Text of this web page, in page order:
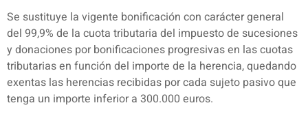
Se sustituye la vigente bonificación con carácter general
del 99,9% de la cuota tributaria del impuesto de sucesiones
y donaciones por bonificaciones progresivas en las cuotas
tributarias en función del importe de la herencia, quedando
exentas las herencias recibidas por cada sujeto pasivo que
tenga un importe inferior a 300.000 euros.